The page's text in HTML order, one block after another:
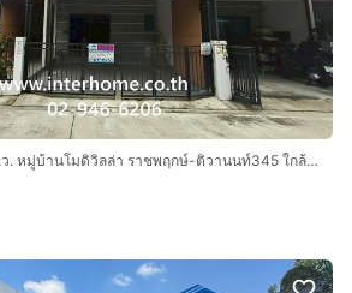
ทาวน์เฮ้าส์ 2 ชั้น 23.7 ตร.ว. หมู่บ้านโมดิวิลล่า ราชพฤกษ์-ติวานนท์345 ใกล้แยกบางคูวัด ถนน345 (ราชพฤกษ์-ติวานนท์) ถนนราชพฤกษ์ เมืองปทุมธานี